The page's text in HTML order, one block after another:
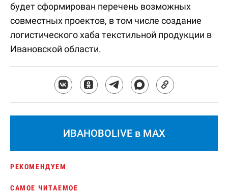
будет сформирован перечень возможных
совместных проектов, в том числе создание
логистического хаба текстильной продукции в
Ивановской области.
ИВАНОВОLIVE в MAX
РЕКОМЕНДУЕМ
САМОЕ ЧИТАЕМОЕ